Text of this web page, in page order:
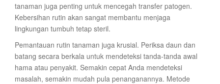
tanaman juga penting untuk mencegah transfer patogen.
Kebersihan rutin akan sangat membantu menjaga
lingkungan tumbuh tetap steril.
Pemantauan rutin tanaman juga krusial. Periksa daun dan
batang secara berkala untuk mendeteksi tanda-tanda awal
hama atau penyakit. Semakin cepat Anda mendeteksi
masalah, semakin mudah pula penanganannya. Metode